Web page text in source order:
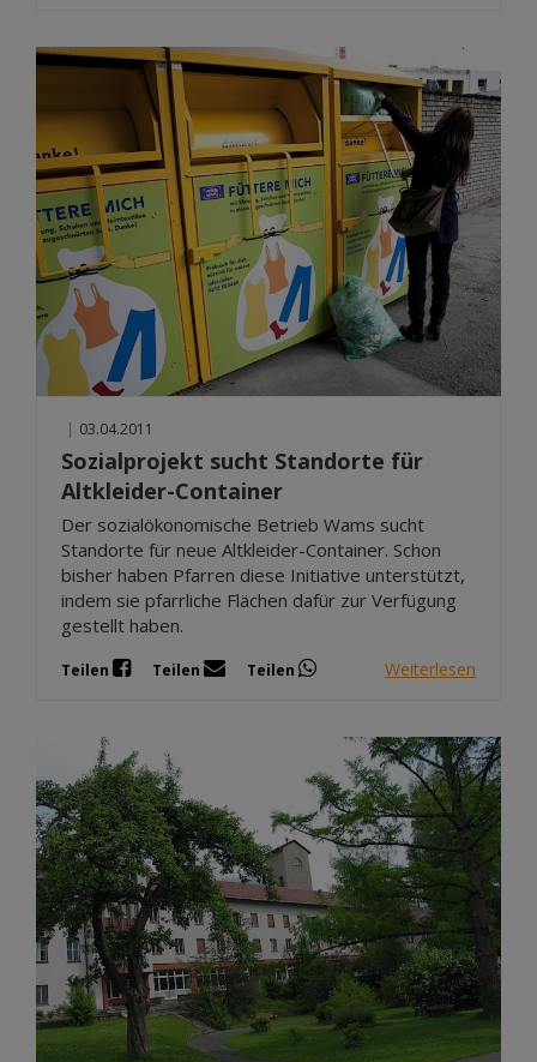
| 03.04.2011
Sozialprojekt sucht Standorte für
Altkleider-Container
Der sozialökonomische Betrieb Wams sucht
Standorte für neue Altkleider-Container. Schon
bisher haben Pfarren diese Initiative unterstützt,
indem sie pfarrliche Flächen dafür zur Verfügung
gestellt haben.
Teilen Teilen Teilen Weiterlesen